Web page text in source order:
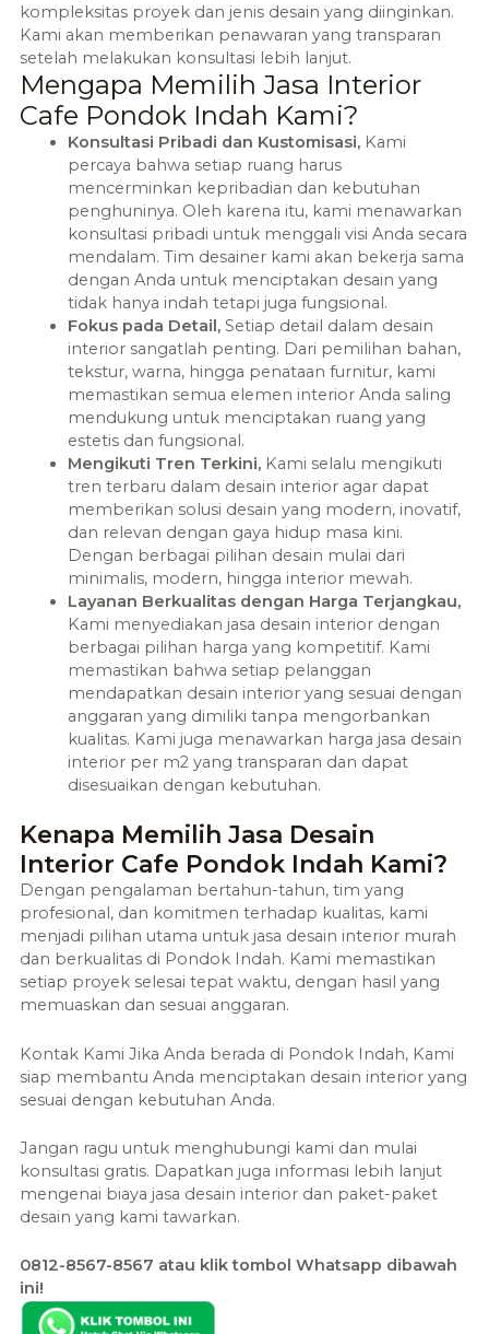
kompleksitas proyek dan jenis desain yang diinginkan.
Kami akan memberikan penawaran yang transparan
setelah melakukan konsultasi lebih lanjut.
Mengapa Memilih Jasa Interior
Cafe Pondok Indah Kami?
Konsultasi Pribadi dan Kustomisasi,Kami
percaya bahwa setiap ruang harus
mencerminkan kepribadian dan kebutuhan
penghuninya. Oleh karena itu, kami menawarkan
konsultasi pribadi untuk menggali visi Anda secara
mendalam. Tim desainer kami akan bekerja sama
dengan Anda untuk menciptakan desain yang
tidak hanya indah tetapi juga fungsional.
Fokus pada Detail,Setiap detail dalam desain
interior sangatlah penting. Dari pemilihan bahan,
tekstur, warna, hingga penataan furnitur, kami
memastikan semua elemen interior Anda saling
mendukung untuk menciptakan ruang yang
estetis dan fungsional.
Mengikuti Tren Terkini,Kami selalu mengikuti
tren terbaru dalam desain interior agar dapat
memberikan solusi desain yang modern, inovatif,
dan relevan dengan gaya hidup masa kini.
Dengan berbagai pilihan desain mulai dari
minimalis, modern, hingga interior mewah.
Layanan Berkualitas dengan Harga Terjangkau,
Kami menyediakan jasa desain interior dengan
berbagai pilihan harga yang kompetitif. Kami
memastikan bahwa setiap pelanggan
mendapatkan desain interior yang sesuai dengan
anggaran yang dimiliki tanpa mengorbankan
kualitas. Kami juga menawarkan harga jasa desain
interior per m2 yang transparan dan dapat
disesuaikan dengan kebutuhan.
Kenapa Memilih Jasa Desain
Interior Cafe Pondok Indah Kami?
Dengan pengalaman bertahun-tahun, tim yang
profesional, dan komitmen terhadap kualitas, kami
menjadi pilihan utama untuk jasa desain interior murah
dan berkualitas di Pondok Indah. Kami memastikan
setiap proyek selesai tepat waktu, dengan hasil yang
memuaskan dan sesuai anggaran.
Kontak Kami Jika Anda berada di Pondok Indah, Kami
siap membantu Anda menciptakan desain interior yang
sesuai dengan kebutuhan Anda.
Jangan ragu untuk menghubungi kami dan mulai
konsultasi gratis. Dapatkan juga informasi lebih lanjut
mengenai biaya jasa desain interior dan paket-paket
desain yang kami tawarkan.
0812-8567-8567 atau klik tombol Whatsapp dibawah
ini!